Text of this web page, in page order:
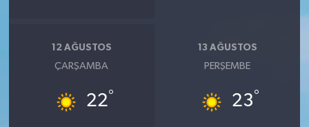
12 AĞUSTOS
ÇARŞAMBA
22°
13 AĞUSTOS
PERŞEMBE
23°